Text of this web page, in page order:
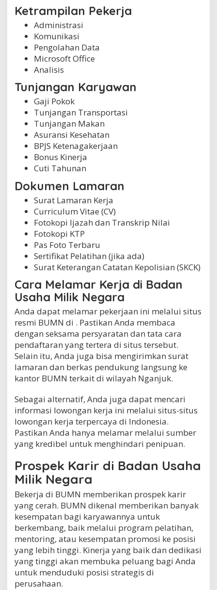
Ketrampilan Pekerja
Administrasi
Komunikasi
Pengolahan Data
Microsoft Office
Analisis
Tunjangan Karyawan
Gaji Pokok
Tunjangan Transportasi
Tunjangan Makan
Asuransi Kesehatan
BPJS Ketenagakerjaan
Bonus Kinerja
Cuti Tahunan
Dokumen Lamaran
Surat Lamaran Kerja
Curriculum Vitae (CV)
Fotokopi Ijazah dan Transkrip Nilai
Fotokopi KTP
Pas Foto Terbaru
Sertifikat Pelatihan (jika ada)
Surat Keterangan Catatan Kepolisian (SKCK)
Cara Melamar Kerja di Badan
Usaha Milik Negara
Anda dapat melamar pekerjaan ini melalui situs
resmi BUMN di . Pastikan Anda membaca
dengan seksama persyaratan dan tata cara
pendaftaran yang tertera di situs tersebut.
Selain itu, Anda juga bisa mengirimkan surat
lamaran dan berkas pendukung langsung ke
kantor BUMN terkait di wilayah Nganjuk.
Sebagai alternatif, Anda juga dapat mencari
informasi lowongan kerja ini melalui situs-situs
lowongan kerja terpercaya di Indonesia.
Pastikan Anda hanya melamar melalui sumber
yang kredibel untuk menghindari penipuan.
Prospek Karir di Badan Usaha
Milik Negara
Bekerja di BUMN memberikan prospek karir
yang cerah. BUMN dikenal memberikan banyak
kesempatan bagi karyawannya untuk
berkembang, baik melalui program pelatihan,
mentoring, atau kesempatan promosi ke posisi
yang lebih tinggi. Kinerja yang baik dan dedikasi
yang tinggi akan membuka peluang bagi Anda
untuk menduduki posisi strategis di
perusahaan.